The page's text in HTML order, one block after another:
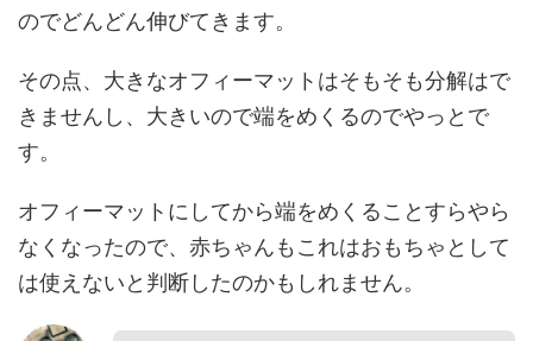
のでどんどん伸びてきます。
その点、大きなオフィーマットはそもそも分解はで
きませんし、大きいので端をめくるのでやっとで
す。
オフィーマットにしてから端をめくることすらやら
なくなったので、赤ちゃんもこれはおもちゃとして
は使えないと判断したのかもしれません。